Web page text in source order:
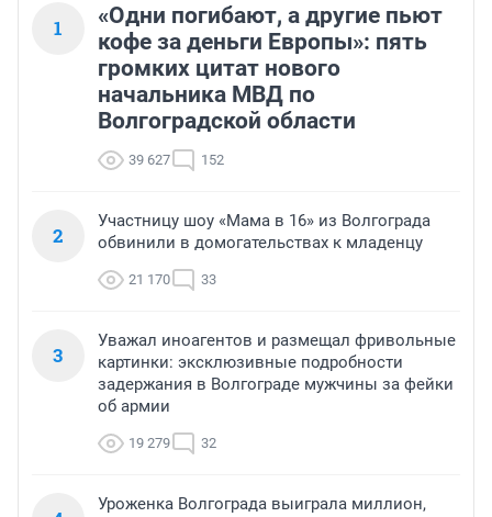
1
«Одни погибают, а другие пьют
кофе за деньги Европы»: пять
громких цитат нового
начальника МВД по
Волгоградской области
39 627 152
2
Участницу шоу «Мама в 16» из Волгограда
обвинили в домогательствах к младенцу
21 170 33
3
Уважал иноагентов и размещал фривольные
картинки: эксклюзивные подробности
задержания в Волгограде мужчины за фейки
об армии
19 279 32
Уроженка Волгограда выиграла миллион,